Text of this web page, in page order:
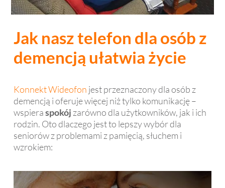
Jak nasz telefon dla osób z
demencją ułatwia życie
Konnekt Wideofon jest przeznaczony dla osób z
demencją i oferuje więcej niż tylko komunikację –
wspieraspokój zarówno dla użytkowników, jak i ich
rodzin. Oto dlaczego jest to lepszy wybór dla
seniorów z problemami z pamięcią, słuchem i
wzrokiem: